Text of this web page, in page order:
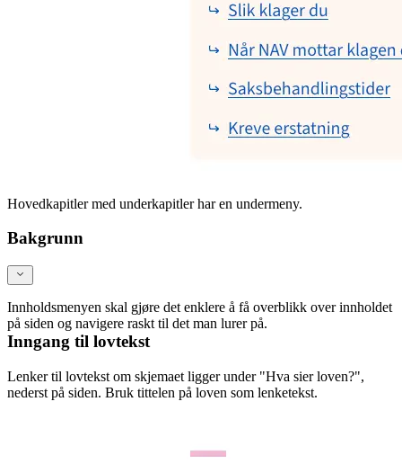
Hovedkapitler med underkapitler har en undermeny.
Bakgrunn
Innholdsmenyen skal gjøre det enklere å få overblikk over innholdet
på siden og navigere raskt til det man lurer på.
Inngang til lovtekst
Lenker til lovtekst om skjemaet ligger under "Hva sier loven?",
nederst på siden. Bruk tittelen på loven som lenketekst.